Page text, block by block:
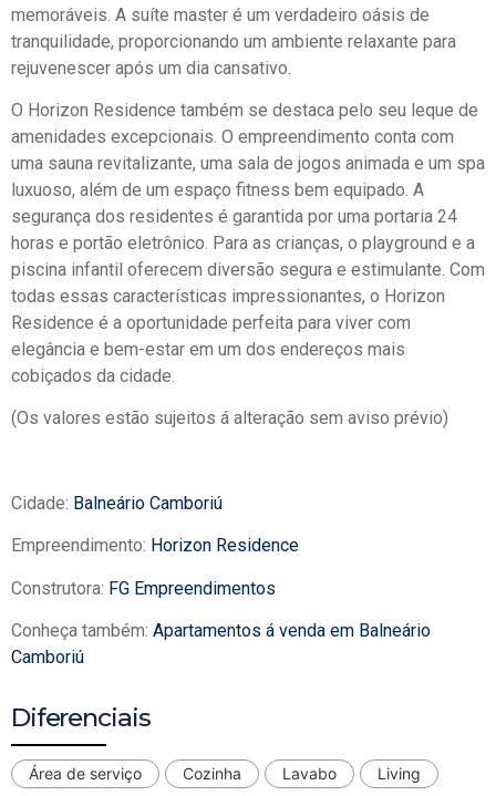
memoráveis. A suíte master é um verdadeiro oásis de
tranquilidade, proporcionando um ambiente relaxante para
rejuvenescer após um dia cansativo.
O Horizon Residence também se destaca pelo seu leque de
amenidades excepcionais. O empreendimento conta com
uma sauna revitalizante, uma sala de jogos animada e um spa
luxuoso, além de um espaço fitness bem equipado. A
segurança dos residentes é garantida por uma portaria 24
horas e portão eletrônico. Para as crianças, o playground e a
piscina infantil oferecem diversão segura e estimulante. Com
todas essas características impressionantes, o Horizon
Residence é a oportunidade perfeita para viver com
elegância e bem-estar em um dos endereços mais
cobiçados da cidade.
(Os valores estão sujeitos á alteração sem aviso prévio)
Cidade: Balneário Camboriú
Empreendimento: Horizon Residence
Construtora: FG Empreendimentos
Conheça também: Apartamentos á venda em Balneário
Camboriú
Diferenciais
Área de serviço Cozinha Lavabo Living